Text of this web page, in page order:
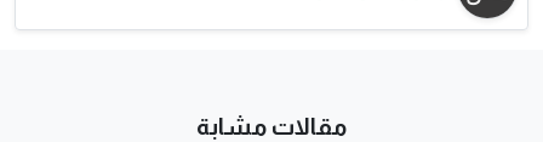
مقالات مشابة